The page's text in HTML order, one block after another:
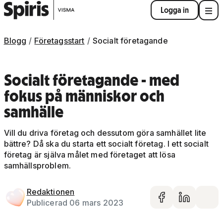
Logga in
Blogg Företagsstart Socialt företagande
Socialt företagande - med
fokus på människor och
samhälle
Vill du driva företag och dessutom göra samhället lite
bättre? Då ska du starta ett socialt företag. I ett socialt
företag är själva målet med företaget att lösa
samhällsproblem.
Redaktionen
Publicerad 06 mars 2023
Dela på
Dela